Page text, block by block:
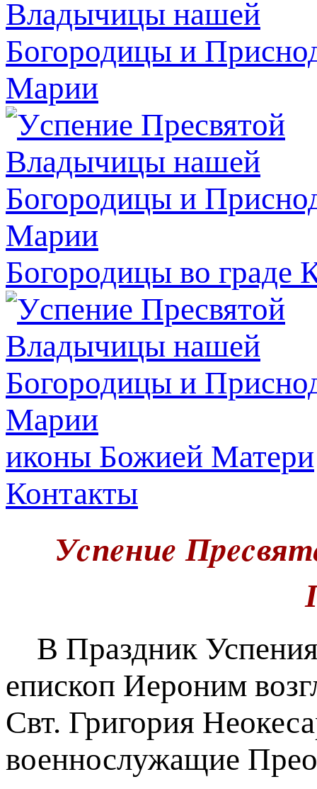
Богородицы во граде
иконы Божией Матери
Контакты
Уcпeниe
В Праздник
епископ Иероним
Свт. Григория
военнослужащие